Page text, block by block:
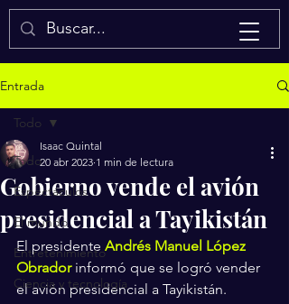
Isaac Quintal
Entrada
Todo
Espectáculos
El mundo
Entretenimiento
Ciencia y tecnología
Todo
Gobierno vende el avión
presidencial a Tayikistán
Isaac Quintal
20 abr 2023 1 min de lectura
El presidente Andrés Manuel López
Obrador informó que se logró vender
el avión presidencial a Tayikistán.